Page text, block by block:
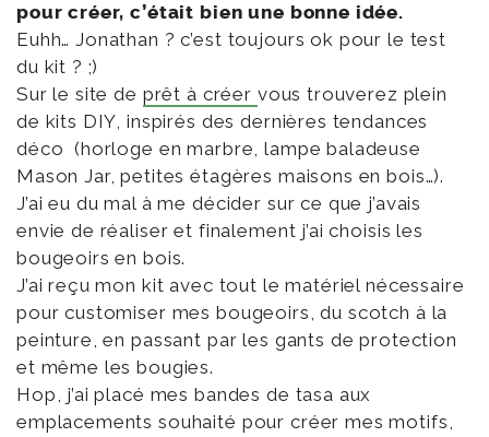
pour créer, c’était bien une bonne idée.
Euhh… Jonathan ? c’est toujours ok pour le test
du kit ? ;)
Sur le site de prêt à créer vous trouverez plein
de kits DIY, inspirés des dernières tendances
déco (horloge en marbre, lampe baladeuse
Mason Jar, petites étagères maisons en bois…).
J’ai eu du mal à me décider sur ce que j’avais
envie de réaliser et finalement j’ai choisis les
bougeoirs en bois.
J’ai reçu mon kit avec tout le matériel nécessaire
pour customiser mes bougeoirs, du scotch à la
peinture, en passant par les gants de protection
et même les bougies.
Hop, j’ai placé mes bandes de tasa aux
emplacements souhaité pour créer mes motifs,